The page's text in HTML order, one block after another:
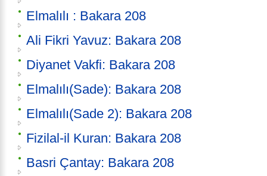
Elmalılı : Bakara 208
Ali Fikri Yavuz: Bakara 208
Diyanet Vakfi: Bakara 208
Elmalılı(Sade): Bakara 208
Elmalılı(Sade 2): Bakara 208
Fizilal-il Kuran: Bakara 208
Basri Çantay: Bakara 208